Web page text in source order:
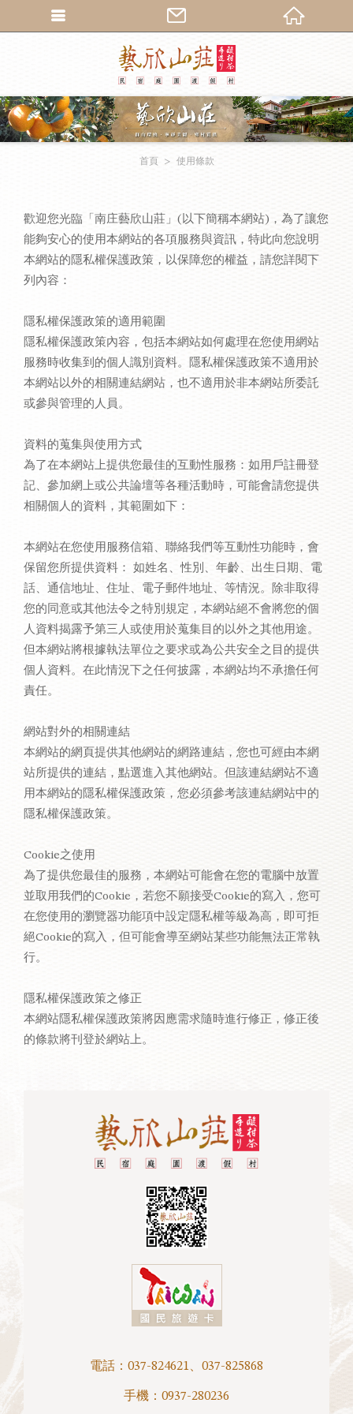
首頁 使用條款
歡迎您光臨「南庄藝欣山莊」(以下簡稱本網站)，為了讓您
能夠安心的使用本網站的各項服務與資訊，特此向您說明
本網站的隱私權保護政策，以保障您的權益，請您詳閱下
列內容：
隱私權保護政策的適用範圍
隱私權保護政策內容，包括本網站如何處理在您使用網站
服務時收集到的個人識別資料。隱私權保護政策不適用於
本網站以外的相關連結網站，也不適用於非本網站所委託
或參與管理的人員。
資料的蒐集與使用方式
為了在本網站上提供您最佳的互動性服務：如用戶註冊登
記、參加網上或公共論壇等各種活動時，可能會請您提供
相關個人的資料，其範圍如下：
本網站在您使用服務信箱、聯絡我們等互動性功能時，會
保留您所提供資料： 如姓名、性別、年齡、出生日期、電
話、通信地址、住址、電子郵件地址、等情況。除非取得
您的同意或其他法令之特別規定，本網站絕不會將您的個
人資料揭露予第三人或使用於蒐集目的以外之其他用途。
但本網站將根據執法單位之要求或為公共安全之目的提供
個人資料。在此情況下之任何披露，本網站均不承擔任何
責任。
網站對外的相關連結
本網站的網頁提供其他網站的網路連結，您也可經由本網
站所提供的連結，點選進入其他網站。但該連結網站不適
用本網站的隱私權保護政策，您必須參考該連結網站中的
隱私權保護政策。
Cookie之使用
為了提供您最佳的服務，本網站可能會在您的電腦中放置
並取用我們的Cookie，若您不願接受Cookie的寫入，您可
在您使用的瀏覽器功能項中設定隱私權等級為高，即可拒
絕Cookie的寫入，但可能會導至網站某些功能無法正常執
行。
隱私權保護政策之修正
本網站隱私權保護政策將因應需求隨時進行修正，修正後
的條款將刊登於網站上。
電話： 037-824621、 037-825868
手機： 0937-280236
繁體中文